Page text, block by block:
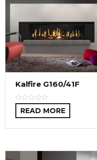
Kalfire G160/41F
READ MORE